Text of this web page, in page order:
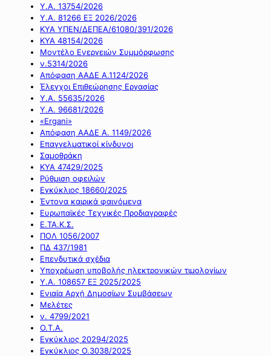
Υ.Α. 13754/2026
Υ.Α. 81266 ΕΞ 2026/2026
ΚΥΑ ΥΠΕΝ/ΔΕΠΕΑ/61080/391/2026
ΚΥΑ 48154/2026
Μοντέλο Ενεργειών Συμμόρφωσης
ν.5314/2026
Απόφαση ΑΑΔΕ Α.1124/2026
Έλεγχοι Επιθεώρησης Εργασίας
Υ.Α. 55635/2026
Υ.Α. 96681/2026
«Ergani»
Απόφαση ΑΑΔΕ Α. 1149/2026
Επαγγελματικοί κίνδυνοι
Σαμοθράκη
ΚΥΑ 47429/2025
Ρύθμιση οφειλών
Εγκύκλιος 18660/2025
Έντονα καιρικά φαινόμενα
Ευρωπαϊκές Τεχνικές Προδιαγραφές
Ε.ΤΑ.Κ.Σ.
ΠΟΛ 1056/2007
ΠΔ 437/1981
Επενδυτικά σχέδια
Υποχρέωση υποβολής ηλεκτρονικών τιμολογίων
Υ.Α. 108657 ΕΞ 2025/2025
Ενιαία Αρχή Δημοσίων Συμβάσεων
Μελέτες
ν. 4799/2021
Ο.Τ.Α.
Εγκύκλιος 20294/2025
Εγκύκλιος Ο.3038/2025